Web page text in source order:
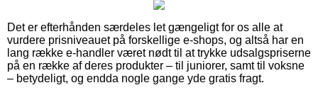
Det er efterhånden særdeles let gængeligt for os alle at
vurdere prisniveauet på forskellige e-shops, og altså har en
lang række e-handler været nødt til at trykke udsalgspriserne
på en række af deres produkter – til juniorer, samt til voksne
– betydeligt, og endda nogle gange yde gratis fragt.